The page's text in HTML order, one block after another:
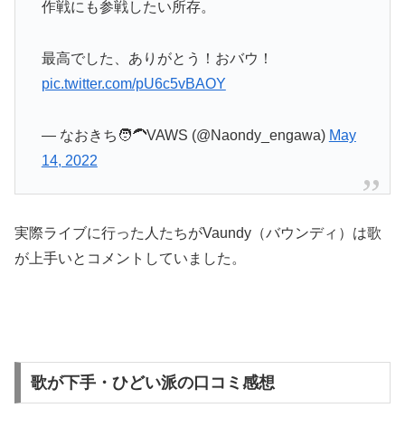
作戦にも参戦したい所存。
最高でした、ありがとう！おバウ！
pic.twitter.com/pU6c5vBAOY
— なおきち🧑‍🦱VAWS (@Naondy_engawa) May
14, 2022
実際ライブに行った人たちがVaundy（バウンディ）は歌
が上手いとコメントしていました。
歌が下手・ひどい派の口コミ感想